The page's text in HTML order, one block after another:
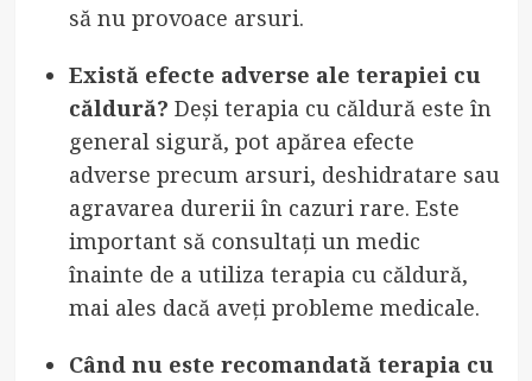
să nu provoace arsuri.
Există efecte adverse ale terapiei cu
căldură? Deși terapia cu căldură este în
general sigură, pot apărea efecte
adverse precum arsuri, deshidratare sau
agravarea durerii în cazuri rare. Este
important să consultați un medic
înainte de a utiliza terapia cu căldură,
mai ales dacă aveți probleme medicale.
Când nu este recomandată terapia cu